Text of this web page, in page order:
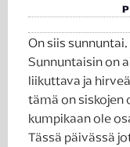
On siis
Sunnuntaisin on
liikuttava ja
tämä on
kumpikaan ole
Tässä päivässä